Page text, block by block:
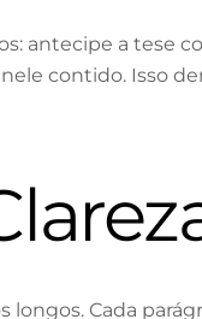
antecipe a tese
contido. Isso
longos. Cada